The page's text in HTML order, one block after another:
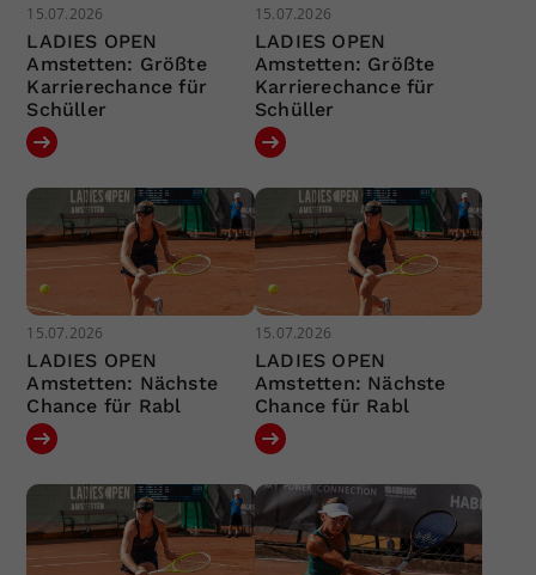
15.07.2026
LADIES OPEN
Amstetten: Größte
Karrierechance für
Schüller
15.07.2026
LADIES OPEN
Amstetten: Größte
Karrierechance für
Schüller
15.07.2026
LADIES OPEN
Amstetten: Nächste
Chance für Rabl
15.07.2026
LADIES OPEN
Amstetten: Nächste
Chance für Rabl